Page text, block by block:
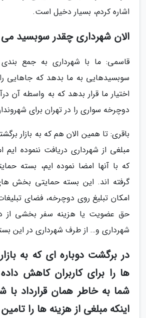
اشاره کردم، بسیار دخیل است.
الان شهرداری چقدر سوبسید
قاسمی: ما با شهرداری به جمع
سوبسیدهایی به ما بدهد که جاهایی را
اختیار ما قرار بدهد که به واسطه آن
دوچرخه سواری را در تهران برای
باقری: تا همین الان هم که به بازار
مبلغی از شهرداری دریافت ننموده ایم
که با آنها امضا نموده ایم، بسته
گرفته اند. این بسته حمایتی بخش
امکان تبلیغ روی دوچرخه، فضای
حق عضویت یا هزینه سفر بخشی از
شهرداری و… از طرف شهرداری در این
در برگشت دوباره ای که به
ها را برای کاربران کاهش داده
شما به خاطر همان قرارداد
اینکه مبلغی از هزینه ها را